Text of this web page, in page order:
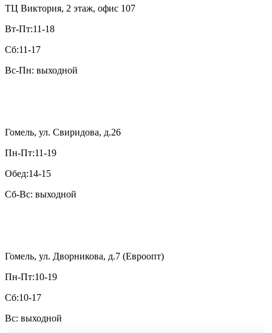
ТЦ Виктория, 2 этаж, офис 107
Вт-Пт:11-18
Сб:11-17
Вс-Пн: выходной
Гомель, ул. Свиридова, д.26
Пн-Пт:11-19
Обед:14-15
Сб-Вс: выходной
Гомель, ул. Дворникова, д.7 (Евроопт)
Пн-Пт:10-19
Сб:10-17
Вс: выходной